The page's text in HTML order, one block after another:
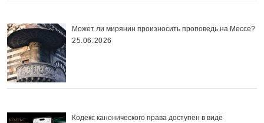
Может ли мирянин произносить проповедь на Мессе?
25.06.2026
Кодекс канонического права доступен в виде